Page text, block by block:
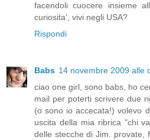
facendoli cuocere insieme
curiosita', vivi negli USA?
Rispondi
Babs 14 novembre 2009 alle
ciao one girl, sono babs, ho
mail per poterti scrivere due
(o sono io accecata!) volevo
uscita della mia ribrica "chi
delle stecche di Jim. provate,